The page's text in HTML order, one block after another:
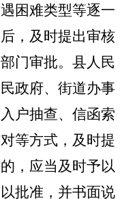
困难类型等逐一
，及时提出审核
门审批。县人民
政府、街道办事
户抽查、信函索
等方式，及时提
，应当及时予以
批准，并书面说